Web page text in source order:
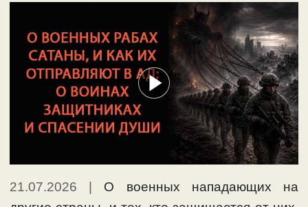
21.07.2026
О военных нападающих на